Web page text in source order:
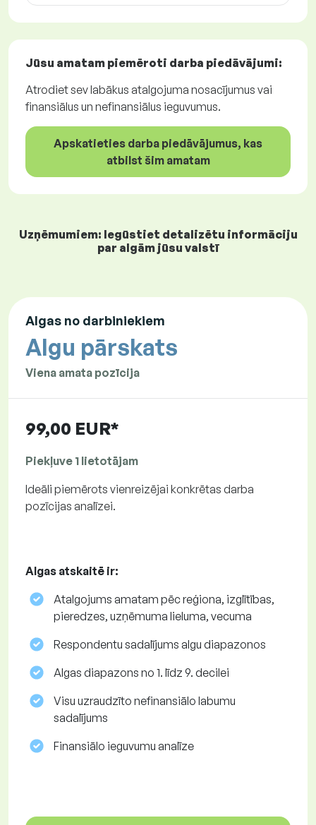
Jūsu amatam piemēroti darba piedāvājumi:
Atrodiet sev labākus atalgojuma nosacījumus vai
finansiālus un nefinansiālus ieguvumus.
Apskatieties darba piedāvājumus, kas
atbilst šim amatam
Uzņēmumiem: Iegūstiet detalizētu informāciju
par algām jūsu valstī
Algas no darbiniekiem
Algu pārskats
Viena amata pozīcija
99,00 EUR*
Piekļuve 1 lietotājam
Ideāli piemērots vienreizējai konkrētas darba
pozīcijas analīzei.
Algas atskaitē ir:
Atalgojums amatam pēc reģiona, izglītības,
pieredzes, uzņēmuma lieluma, vecuma
Respondentu sadalījums algu diapazonos
Algas diapazons no 1. līdz 9. decilei
Visu uzraudzīto nefinansiālo labumu
sadalījums
Finansiālo ieguvumu analīze